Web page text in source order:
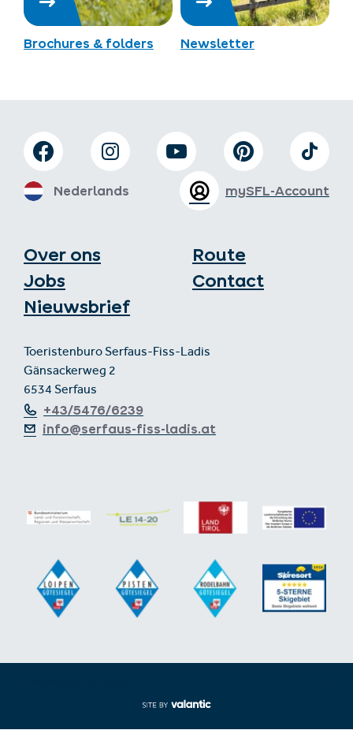
Brochures & folders Newsletter
Over ons
Jobs
Nieuwsbrief
Route
Contact
Toeristenburo Serfaus-Fiss-Ladis
Gänsackerweg 2
6534 Serfaus
+43/5476/6239
info@serfaus-fiss-ladis.at
mySFL-Account
Nederlands